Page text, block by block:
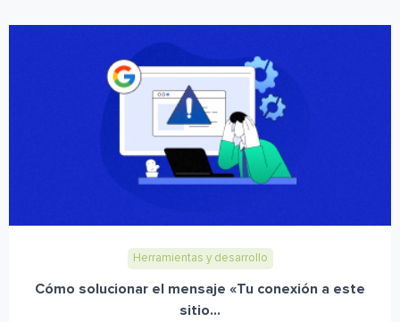
Herramientas y desarrollo
Cómo solucionar el mensaje «Tu conexión a este
sitio...